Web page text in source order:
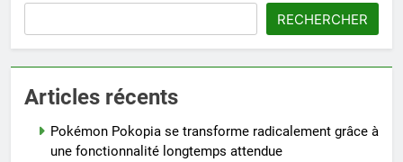
RECHERCHER
Articles récents
Pokémon Pokopia se transforme radicalement grâce à
une fonctionnalité longtemps attendue